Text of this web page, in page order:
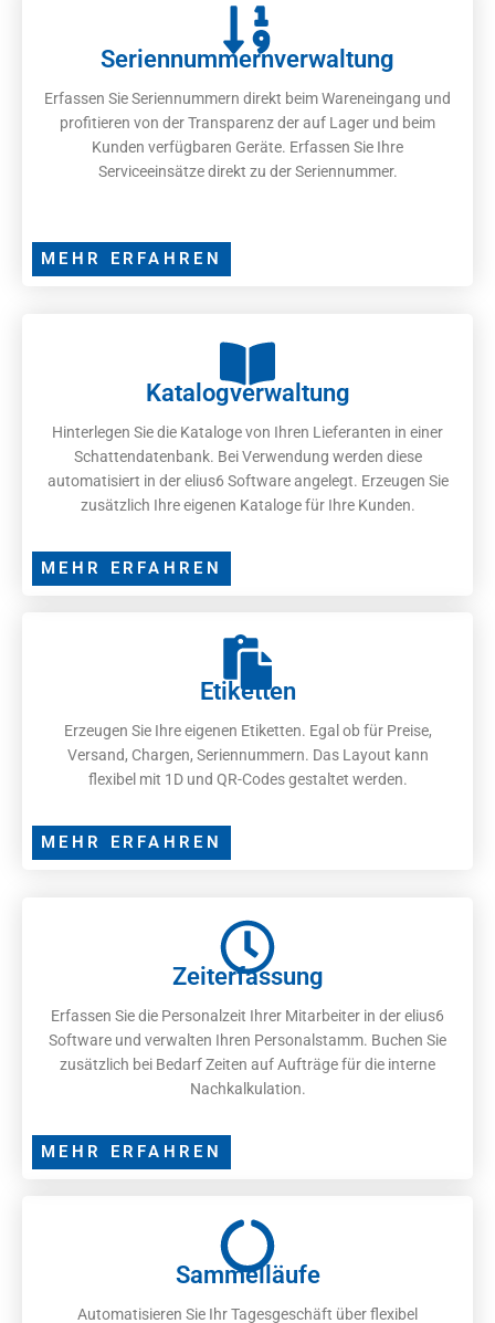
Seriennummernverwaltung
Erfassen Sie Seriennummern direkt beim Wareneingang und
profitieren von der Transparenz der auf Lager und beim
Kunden verfügbaren Geräte. Erfassen Sie Ihre
Serviceeinsätze direkt zu der Seriennummer.
MEHR ERFAHREN
Katalogverwaltung
Hinterlegen Sie die Kataloge von Ihren Lieferanten in einer
Schattendatenbank. Bei Verwendung werden diese
automatisiert in der elius6 Software angelegt. Erzeugen Sie
zusätzlich Ihre eigenen Kataloge für Ihre Kunden.
MEHR ERFAHREN
Etiketten
Erzeugen Sie Ihre eigenen Etiketten. Egal ob für Preise,
Versand, Chargen, Seriennummern. Das Layout kann
flexibel mit 1D und QR-Codes gestaltet werden.
MEHR ERFAHREN
Zeiterfassung
Erfassen Sie die Personalzeit Ihrer Mitarbeiter in der elius6
Software und verwalten Ihren Personalstamm. Buchen Sie
zusätzlich bei Bedarf Zeiten auf Aufträge für die interne
Nachkalkulation.
MEHR ERFAHREN
Sammelläufe
Automatisieren Sie Ihr Tagesgeschäft über flexibel